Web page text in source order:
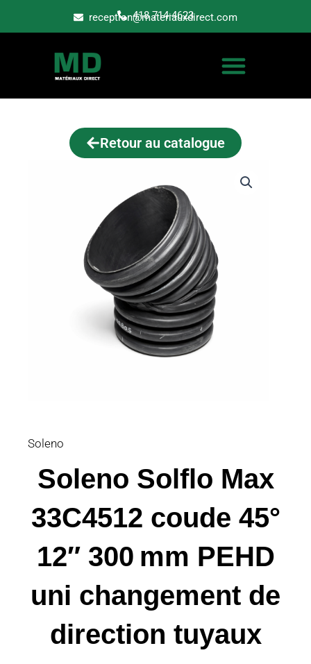
418 714-4623
reception@materiauxdirect.com
Retour au catalogue
Soleno
Soleno Solflo Max
33C4512 coude 45°
12″ 300 mm PEHD
uni changement de
direction tuyaux